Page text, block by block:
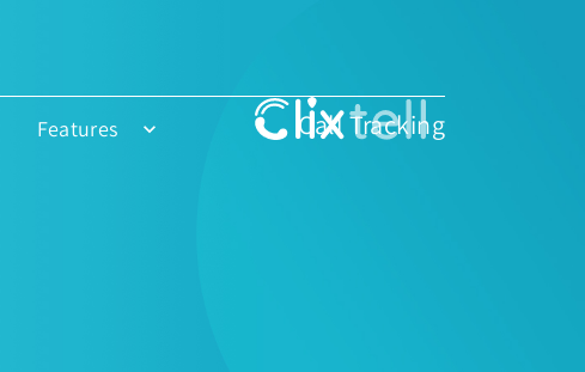
Call Tracking
Features